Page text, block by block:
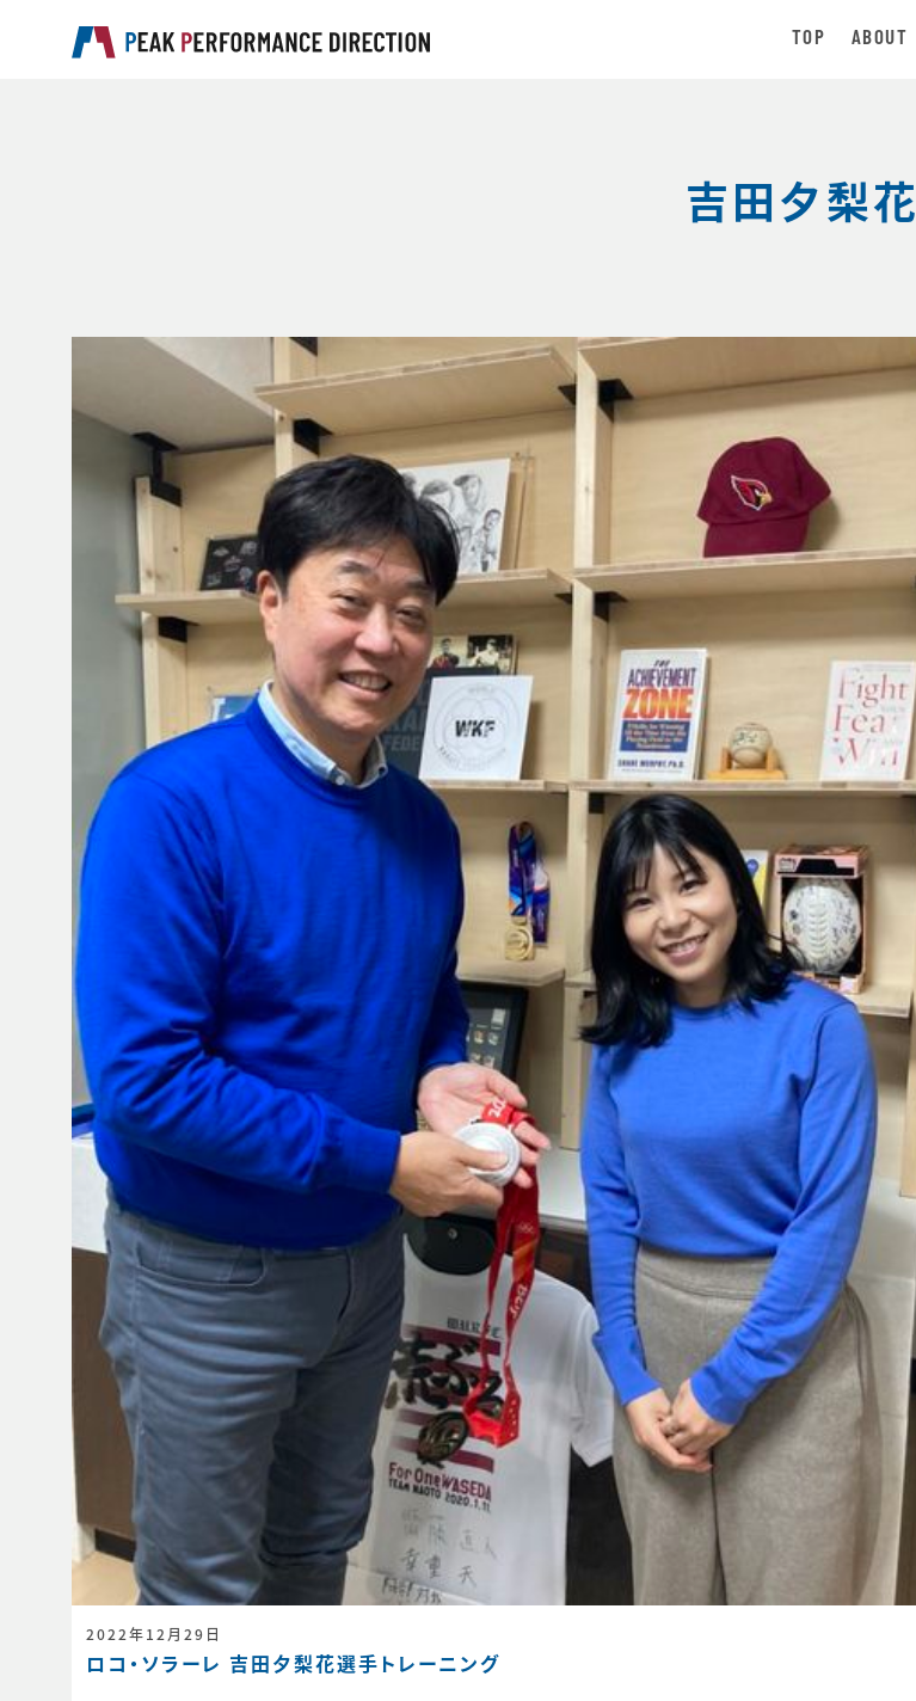
TOP ABOUT
吉田夕梨花
2022年12月29日
ロコ・ソラーレ 吉田夕梨花選手トレーニング